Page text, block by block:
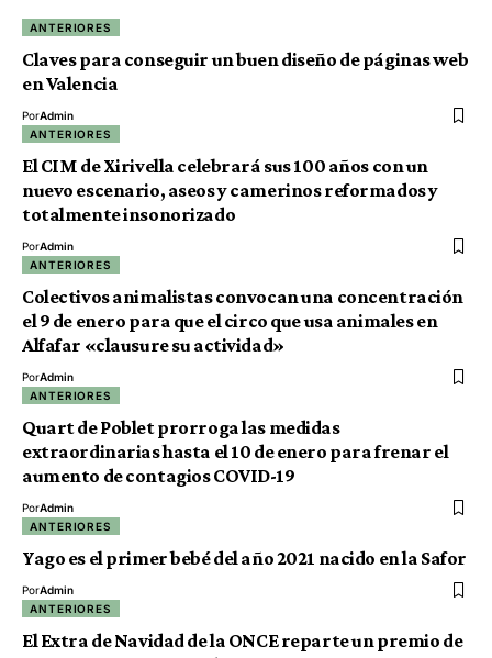
ANTERIORES
Claves para conseguir un buen diseño de páginas web
en Valencia
PorAdmin
ANTERIORES
El CIM de Xirivella celebrará sus 100 años con un
nuevo escenario, aseos y camerinos reformados y
totalmente insonorizado
PorAdmin
ANTERIORES
Colectivos animalistas convocan una concentración
el 9 de enero para que el circo que usa animales en
Alfafar «clausure su actividad»
PorAdmin
ANTERIORES
Quart de Poblet prorroga las medidas
extraordinarias hasta el 10 de enero para frenar el
aumento de contagios COVID-19
PorAdmin
ANTERIORES
Yago es el primer bebé del año 2021 nacido en la Safor
PorAdmin
ANTERIORES
El Extra de Navidad de la ONCE reparte un premio de